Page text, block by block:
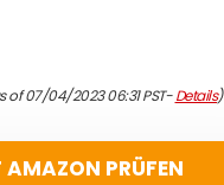
of 07/04/2023 06:31 PST-Details)
AMAZON PRÜFEN